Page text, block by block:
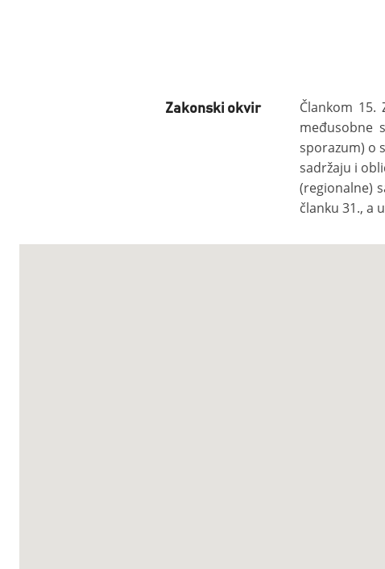
Zakonski okvir
Člankom
međusobne
sporazum) o
sadržaju i
(regionalne)
članku 31., a